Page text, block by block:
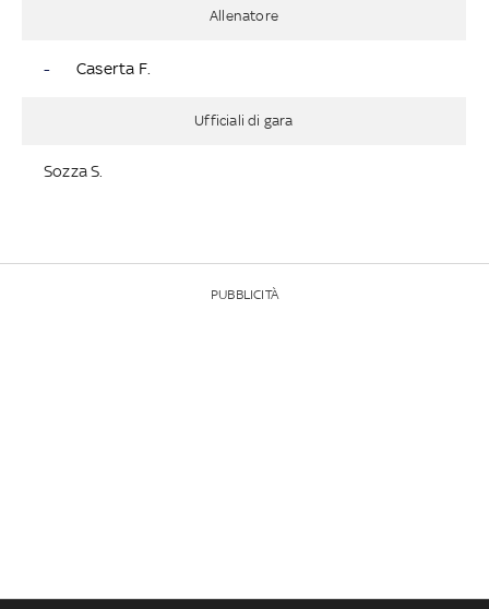
Allenatore
- Caserta F.
Ufficiali di gara
Sozza S.
PUBBLICITÀ